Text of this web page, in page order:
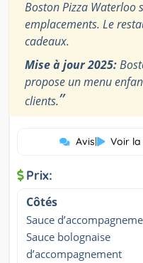
Boston Pizza Waterloo
emplacements. Le
cadeaux.
Mise à jour 2025:
propose un menu
clients.”
Avis| Voir la
Prix:
Côtés
Sauce
Sauce bolognaise
d’accompagnement